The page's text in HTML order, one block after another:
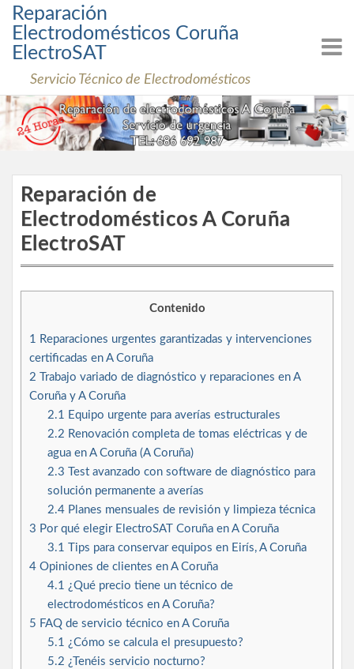
Skip
content
Reparación
Electrodomésticos Coruña
ElectroSAT
Servicio Técnico de Electrodomésticos
Reparación de
Electrodomésticos A Coruña
ElectroSAT
Contenido
1 Reparaciones urgentes garantizadas y intervenciones
certificadas en A Coruña
2 Trabajo variado de diagnóstico y reparaciones en A
Coruña y A Coruña
2.1 Equipo urgente para averías estructurales
2.2 Renovación completa de tomas eléctricas y de
agua en A Coruña (A Coruña)
2.3 Test avanzado con software de diagnóstico para
solución permanente a averías
2.4Planes mensuales de revisión y limpieza técnica
3 Por qué elegir ElectroSAT Coruña en A Coruña
3.1 Tips para conservar equipos en Eirís, A Coruña
4 Opiniones de clientes en A Coruña
4.1 ¿Qué precio tiene un técnico de
electrodomésticos en A Coruña?
5 FAQ de servicio técnico en A Coruña
5.1 ¿Cómo se calcula el presupuesto?
5.2 ¿Tenéis servicio nocturno?